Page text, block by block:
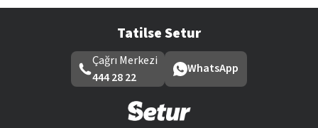
Tatilse Setur
Çağrı Merkezi
444 28 22
WhatsApp